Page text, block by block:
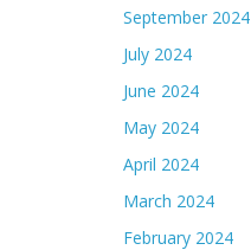
September 2024
July 2024
June 2024
May 2024
April 2024
March 2024
February 2024